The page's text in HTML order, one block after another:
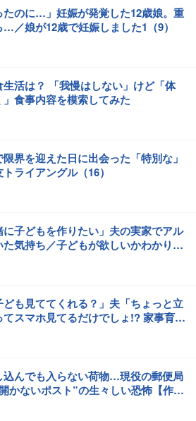
たのに…」妊娠が発覚した12歳娘。重
／娘が12歳で妊娠しました1（9）
生活は？ 「我慢はしない」けど「体
食事内容を模索してみた
界を迎えた日に出会った「特別な」
ライアングル（16）
に子どもを作りたい」夫の実家でアル
気持ち／子どもが欲しいかわかりま
も見ててくれる？」夫「ちょっと立
スマホ見てるだけでしょ!? 家事育児
から目線の夫を見過ごせなくなった
込んでも入らない荷物…現役の郵便局
かないポスト”の生々しい恐怖【作者